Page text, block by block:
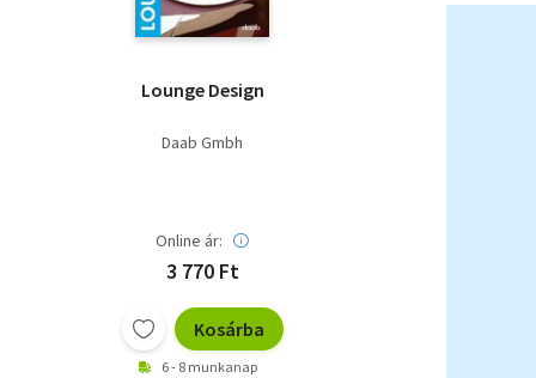
Lounge Design
Daab Gmbh
Online ár:
3 770 Ft
Kosárba
6 - 8 munkanap